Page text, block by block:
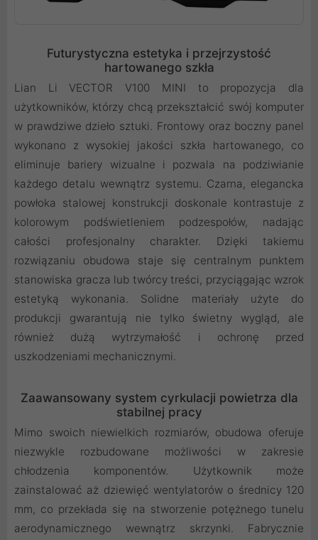
Futurystyczna estetyka i przejrzystość
hartowanego szkła
Lian Li VECTOR V100 MINI to propozycja dla
użytkowników, którzy chcą przekształcić swój komputer
w prawdziwe dzieło sztuki. Frontowy oraz boczny panel
wykonano z wysokiej jakości szkła hartowanego, co
eliminuje bariery wizualne i pozwala na podziwianie
każdego detalu wewnątrz systemu. Czarna, elegancka
powłoka stalowej konstrukcji doskonale kontrastuje z
kolorowym podświetleniem podzespołów, nadając
całości profesjonalny charakter. Dzięki takiemu
rozwiązaniu obudowa staje się centralnym punktem
stanowiska gracza lub twórcy treści, przyciągając wzrok
estetyką wykonania. Solidne materiały użyte do
produkcji gwarantują nie tylko świetny wygląd, ale
również dużą wytrzymałość i ochronę przed
uszkodzeniami mechanicznymi.
Zaawansowany system cyrkulacji powietrza dla
stabilnej pracy
Mimo swoich niewielkich rozmiarów, obudowa oferuje
niezwykle rozbudowane możliwości w zakresie
chłodzenia komponentów. Użytkownik może
zainstalować aż dziewięć wentylatorów o średnicy 120
mm, co przekłada się na stworzenie potężnego tunelu
aerodynamicznego wewnątrz skrzynki. Fabrycznie